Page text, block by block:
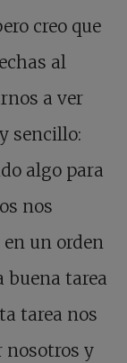
creo que
al
a ver
sencillo:
algo para
nos
un orden
buena tarea
tarea nos
nosotros y